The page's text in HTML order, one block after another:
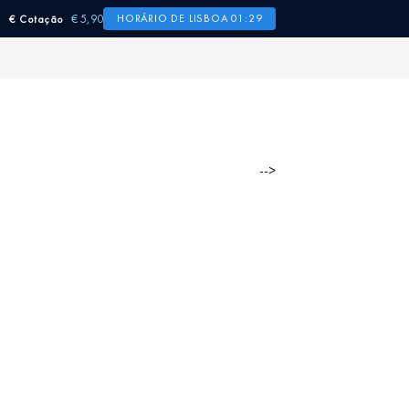
€ Cotação € 5,90 HORÁRIO DE LISBOA 01:29
-->